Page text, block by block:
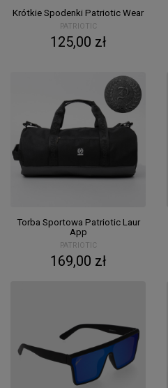
Krótkie Spodenki Patriotic Wear
PATRIOTIC
125,00 zł
Torba Sportowa Patriotic Laur
App
PATRIOTIC
169,00 zł